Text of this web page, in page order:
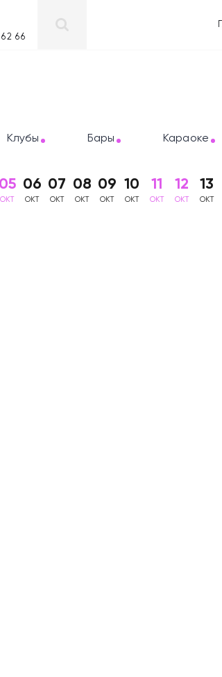
66
Клубы Бары Караоке
05
ОКТ
06
ОКТ
07
ОКТ
08
ОКТ
09
ОКТ
10
ОКТ
11
ОКТ
12
ОКТ
13
ОКТ